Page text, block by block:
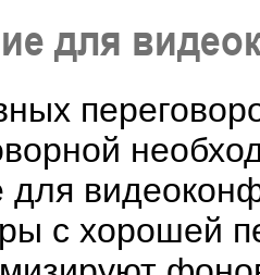
для
для
с хорошей